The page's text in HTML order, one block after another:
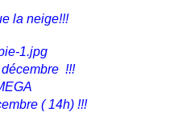
la neige!!!
!!!
( 14h) !!!